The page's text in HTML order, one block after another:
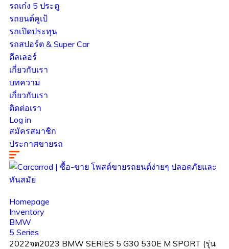
รถเก๋ง 5 ประตู
รถยนต์คูเป้
รถเปิดประทุน
รถสปอร์ต & Super Car
ดีลเลอร์
เกี่ยวกับเรา
บทความ
เกี่ยวกับเรา
ติดต่อเรา
Log in
สมัครสมาชิก
ประกาศขายรถ
Homepage
Inventory
BMW
5 Series
2022จด2023 BMW SERIES 5 G30 530E M SPORT (รุ่น